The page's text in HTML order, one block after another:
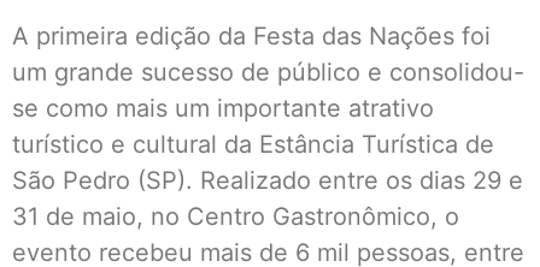
A primeira edição da Festa das Nações foi
um grande sucesso de público e consolidou-
se como mais um importante atrativo
turístico e cultural da Estância Turística de
São Pedro (SP). Realizado entre os dias 29 e
31 de maio, no Centro Gastronômico, o
evento recebeu mais de 6 mil pessoas, entre